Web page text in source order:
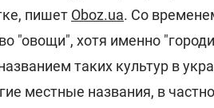
пишет Oboz.ua. Со
"овощи", хотя именно
таких культур в
местные названия, в